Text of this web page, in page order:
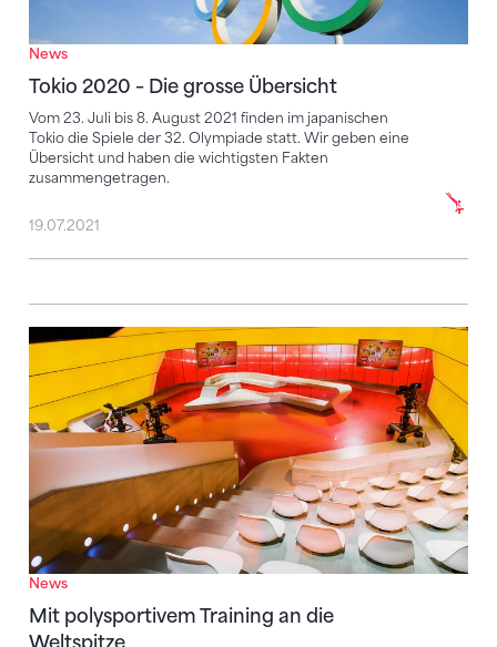
News
Tokio 2020 – Die grosse Übersicht
Vom 23. Juli bis 8. August 2021 finden im japanischen
Tokio die Spiele der 32. Olympiade statt. Wir geben eine
Übersicht und haben die wichtigsten Fakten
zusammengetragen.
19.07.2021
News
Mit polysportivem Training an die
Weltspitze
Mit polysportivem Training an die Weltspitze